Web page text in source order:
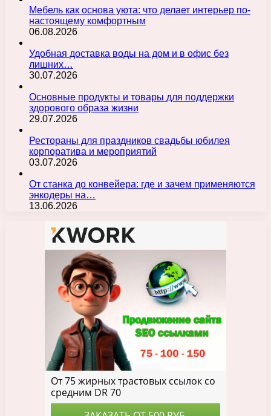
Мебель как основа уюта: что делает интерьер по-
настоящему комфортным
06.08.2026
Удобная доставка воды на дом и в офис без
лишних…
30.07.2026
Основные продукты и товары для поддержки
здорового образа жизни
29.07.2026
Рестораны для праздников свадьбы юбилея
корпоратива и мероприятий
03.07.2026
От станка до конвейера: где и зачем применяются
энкодеры на…
13.06.2026